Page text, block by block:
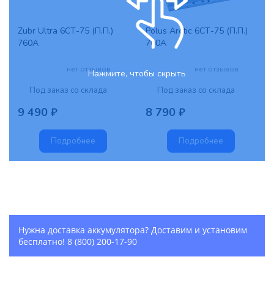
Нажмите, чтобы скрыть
Zubr Ultra 6СТ-75 (П.П.)
760А
нет отзывов
Под заказ со склада
9 490 ₽
Подробнее
Polus Arctic 6СТ-75 (П.П.)
700А
нет отзывов
Под заказ со склада
8 790 ₽
Подробнее
Нужна доставка аккумулятора? Доставим и установим
бесплатно! 8 (800) 200-17-90